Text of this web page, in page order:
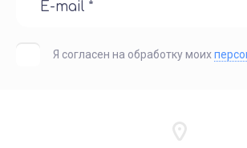
Я согласен на обработку моих